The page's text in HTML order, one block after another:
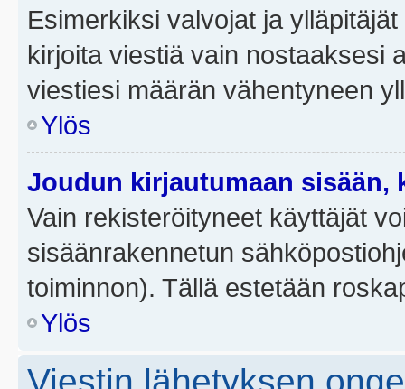
Esimerkiksi valvojat ja
kirjoita viestiä vain nostaaksesi
viestiesi määrän vähentyneen
Ylös
Joudun kirjautumaan sisään,
Vain rekisteröityneet käyttäjät
sisäänrakennetun
toiminnon). Tällä estetään
Ylös